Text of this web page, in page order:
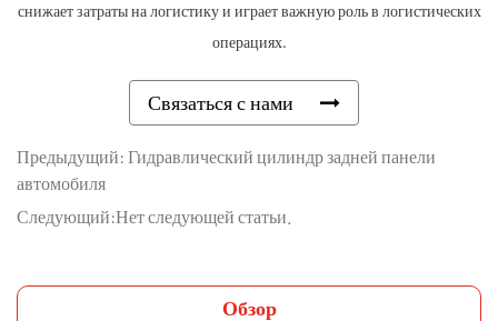
снижает затраты на логистику и играет важную роль в логистических
операциях.
Связаться с нами
Предыдущий: Гидравлический цилиндр задней панели
автомобиля
Следующий:Нет следующей статьи.
Обзор